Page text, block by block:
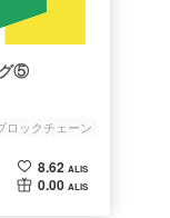
⑤
ロックチェーン
8.62 ALIS
0.00 ALIS